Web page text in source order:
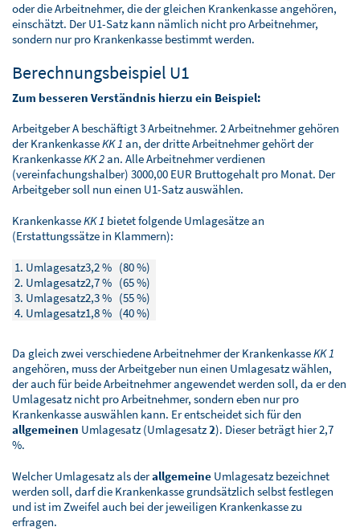
oder die Arbeitnehmer, die der gleichen Krankenkasse angehören,
einschätzt. Der U1-Satz kann nämlich nicht pro Arbeitnehmer,
sondern nur pro Krankenkasse bestimmt werden.
Berechnungsbeispiel U1
Zum besseren Verständnis hierzu ein Beispiel:
Arbeitgeber A beschäftigt 3 Arbeitnehmer. 2 Arbeitnehmer gehören
der KrankenkasseKK 1 an, der dritte Arbeitnehmer gehört der
KrankenkasseKK 2an. Alle Arbeitnehmer verdienen
(vereinfachungshalber) 3000,00 EUR Bruttogehalt pro Monat. Der
Arbeitgeber soll nun einen U1-Satz auswählen.
KrankenkasseKK 1 bietet folgende Umlagesätze an
(Erstattungssätze in Klammern):
1. Umlagesatz3,2 % (80 %)
2. Umlagesatz2,7 % (65 %)
3. Umlagesatz2,3 % (55 %)
4. Umlagesatz1,8 % (40 %)
Da gleich zwei verschiedene Arbeitnehmer der KrankenkasseKK 1
angehören, muss der Arbeitgeber nun einen Umlagesatz wählen,
der auch für beide Arbeitnehmer angewendet werden soll, da er den
Umlagesatz nicht pro Arbeitnehmer, sondern eben nur pro
Krankenkasse auswählen kann. Er entscheidet sich für den
allgemeinen Umlagesatz (Umlagesatz2). Dieser beträgt hier 2,7
%.
Welcher Umlagesatz als derallgemeine Umlagesatz bezeichnet
werden soll, darf die Krankenkasse grundsätzlich selbst festlegen
und ist im Zweifel auch bei der jeweiligen Krankenkasse zu
erfragen.